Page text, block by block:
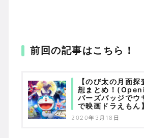
前回の記事はこちら！
【のび太の月面
想まとめ！
バーズバッジで
で映画ドラえもん】
2020年3月18日